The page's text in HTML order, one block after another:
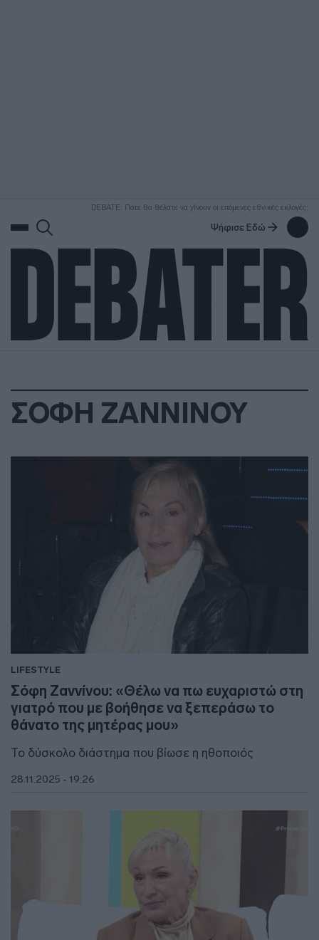
DEBATE: Πότε θα θέλατε να γίνουν οι επόμενες εθνικές εκλογές;
Ψήφισε Εδώ
ΣΟΦΗ ΖΑΝΝΙΝΟΥ
LIFESTYLE
Σόφη Ζαννίνου: «Θέλω να πω ευχαριστώ στη
γιατρό που με βοήθησε να ξεπεράσω το
θάνατο της μητέρας μου»
Το δύσκολο διάστημα που βίωσε η ηθοποιός
28.11.2025 - 19:26